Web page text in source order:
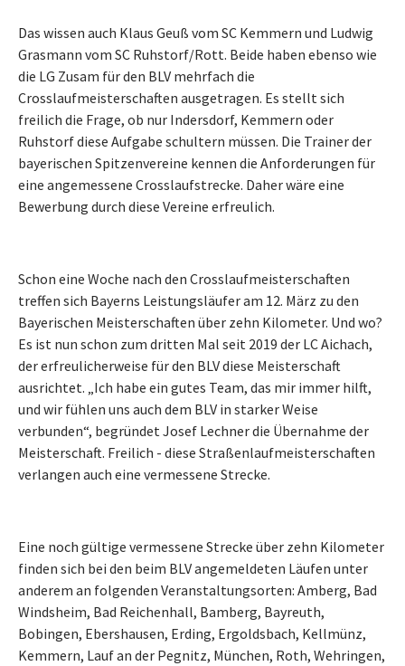
Das wissen auch Klaus Geuß vom SC Kemmern und Ludwig
Grasmann vom SC Ruhstorf/Rott. Beide haben ebenso wie
die LG Zusam für den BLV mehrfach die
Crosslaufmeisterschaften ausgetragen. Es stellt sich
freilich die Frage, ob nur Indersdorf, Kemmern oder
Ruhstorf diese Aufgabe schultern müssen. Die Trainer der
bayerischen Spitzenvereine kennen die Anforderungen für
eine angemessene Crosslaufstrecke. Daher wäre eine
Bewerbung durch diese Vereine erfreulich.
Schon eine Woche nach den Crosslaufmeisterschaften
treffen sich Bayerns Leistungsläufer am 12. März zu den
Bayerischen Meisterschaften über zehn Kilometer. Und wo?
Es ist nun schon zum dritten Mal seit 2019 der LC Aichach,
der erfreulicherweise für den BLV diese Meisterschaft
ausrichtet. „Ich habe ein gutes Team, das mir immer hilft,
und wir fühlen uns auch dem BLV in starker Weise
verbunden“, begründet Josef Lechner die Übernahme der
Meisterschaft. Freilich - diese Straßenlaufmeisterschaften
verlangen auch eine vermessene Strecke.
Eine noch gültige vermessene Strecke über zehn Kilometer
finden sich bei den beim BLV angemeldeten Läufen unter
anderem an folgenden Veranstaltungsorten: Amberg, Bad
Windsheim, Bad Reichenhall, Bamberg, Bayreuth,
Bobingen, Ebershausen, Erding, Ergoldsbach, Kellmünz,
Kemmern, Lauf an der Pegnitz, München, Roth, Wehringen,